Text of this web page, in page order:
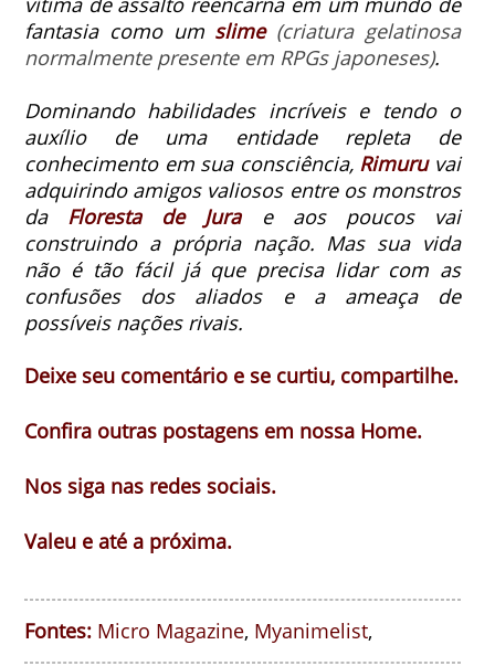
fantasia como um slime (criatura gelatinosa
normalmente presente em RPGs japoneses).
Dominando habilidades incríveis e tendo o
auxílio de uma entidade repleta de
conhecimento em sua consciência, Rimuruvai
adquirindo amigos valiosos entre os monstros
da Floresta de Jurae aos poucos vai
construindo a própria nação. Mas sua vida
não é tão fácil já que precisa lidar com as
confusões dos aliados e a ameaça de
possíveis nações rivais.
Deixe seu comentário e se curtiu, compartilhe.
Confira outras postagens em nossa Home.
Nos siga nas redes sociais.
Valeu e até a próxima.
Fontes: Micro Magazine, Myanimelist,